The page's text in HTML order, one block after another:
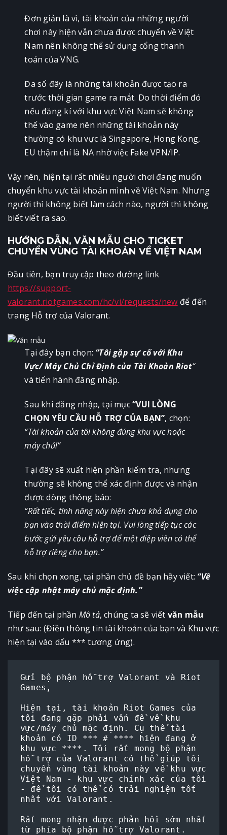
Đơn giản là vì, tài khoản của những người
chơi này hiện vẫn chưa được chuyển về Việt
Nam nên không thể sử dụng cổng thanh
toán của VNG.
Đa số đây là những tài khoản được tạo ra
trước thời gian game ra mắt. Do thời điểm đó
nếu đăng kí với khu vực Việt Nam sẽ không
thể vào game nên những tài khoản này
thường có khu vực là Singapore, Hong Kong,
EU thậm chí là NA nhờ việc Fake VPN/IP.
Vậy nên, hiện tại rất nhiều người chơi đang muốn
chuyển khu vực tài khoản mình về Việt Nam. Nhưng
người thì không biết làm cách nào, người thì không
biết viết ra sao.
HƯỚNG DẪN, VĂN MẪU CHO TICKET
CHUYỂN VÙNG TÀI KHOẢN VỀ VIỆT NAM
Đầu tiên, bạn truy cập theo đường link
https://support-
valorant.riotgames.com/hc/vi/requests/new để đến
trang Hỗ trợ của Valorant.
Tại đây bạn chọn: “Tôi gặp sự cố với Khu
Vực/ Máy Chủ Chỉ Định của Tài Khoản Riot“
và tiến hành đăng nhập.
Sau khi đăng nhập, tại mục“VUI LÒNG
CHỌN YÊU CẦU HỖ TRỢ CỦA BẠN”, chọn:
“Tài khoản của tôi không đúng khu vực hoặc
máy chủ!”
Tại đây sẽ xuất hiện phần kiểm tra, nhưng
thường sẽ không thể xác định được và nhận
được dòng thông báo:
“Rất tiếc, tính năng này hiện chưa khả dụng cho
bạn vào thời điểm hiện tại. Vui lòng tiếp tục các
bước gửi yêu cầu hỗ trợ để một điệp viên có thể
hỗ trợ riêng cho bạn.”
Sau khi chọn xong, tại phần chủ đề bạn hãy viết: “Về
việc cập nhật máy chủ mặc định.”
Tiếp đến tại phần Mô tả, chúng ta sẽ viết văn mẫu
như sau: (Điền thông tin tài khoản của bạn và Khu vực
hiện tại vào dấu *** tương ứng).
Gửi bộ phận hỗ trợ Valorant và Riot
Games,
Hiện tại, tài khoản Riot Games của
tôi đang gặp phải vấn đề về khu
vực/máy chủ mặc định. Cụ thể tài
khoản có ID *** # **** hiện đang ở
khu vực ****. Tôi rất mong bộ phận
hỗ trợ của Valorant có thể giúp tôi
chuyển vùng tài khoản này về khu vực
Việt Nam - khu vực chính xác của tôi
- để tôi có thể có trải nghiệm tốt
nhất với Valorant.
Rất mong nhận được phản hồi sớm nhất
từ phía bộ phận hỗ trợ Valorant.